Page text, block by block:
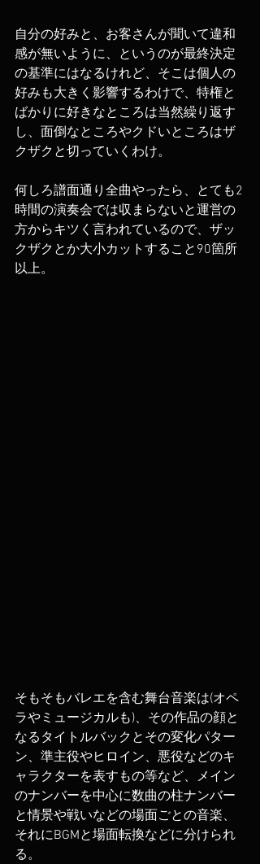
自分の好みと、お客さんが聞いて違和
感が無いように、というのが最終決定
の基準にはなるけれど、そこは個人の
好みも大きく影響するわけで、特権と
ばかりに好きなところは当然繰り返す
し、面倒なところやクドいところはザ
クザクと切っていくわけ。
何しろ譜面通り全曲やったら、とても2
時間の演奏会では収まらないと運営の
方からキツく言われているので、ザッ
クザクとか大小カットすること90箇所
以上。
そもそもバレエを含む舞台音楽は(オペ
ラやミュージカルも)、その作品の顔と
なるタイトルバックとその変化パター
ン、準主役やヒロイン、悪役などのキ
ャラクターを表すもの等など、メイン
のナンバーを中心に数曲の柱ナンバー
と情景や戦いなどの場面ごとの音楽、
それにBGMと場面転換などに分けられ
る。